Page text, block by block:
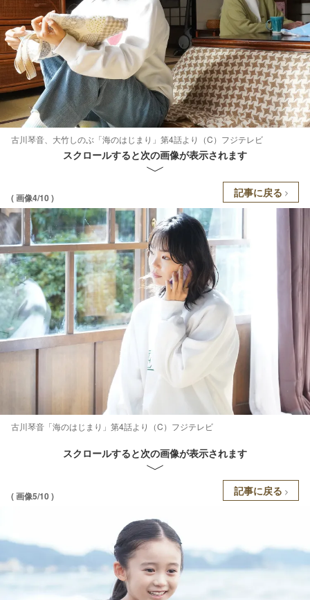
古川琴音、大竹しのぶ「海のはじまり」第4話より（C）フジテレビ
スクロールすると次の画像が表示されます
( 画像4/10 ) 記事に戻る
古川琴音「海のはじまり」第4話より（C）フジテレビ
スクロールすると次の画像が表示されます
( 画像5/10 ) 記事に戻る